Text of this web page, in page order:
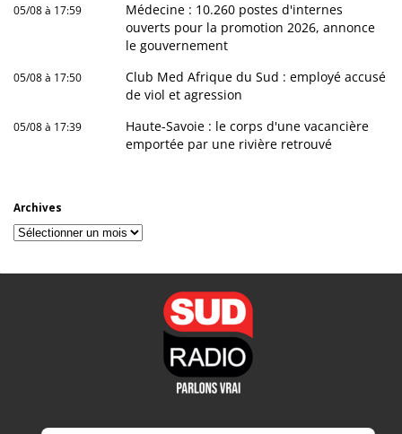
05/08 à 17:59
Médecine : 10.260 postes d'internes
ouverts pour la promotion 2026, annonce
le gouvernement
05/08 à 17:50
Club Med Afrique du Sud : employé accusé
de viol et agression
05/08 à 17:39
Haute-Savoie : le corps d'une vacancière
emportée par une rivière retrouvé
Archives
Archives